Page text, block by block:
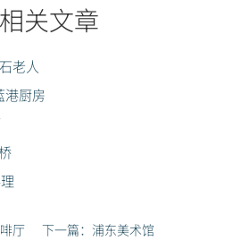
相关文章
老人
港厨房
厅 下一篇：浦东美术馆